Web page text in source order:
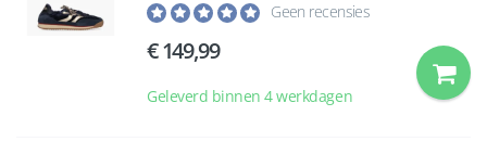
Geen recensies
149,99
Geleverd binnen 4 werkdagen